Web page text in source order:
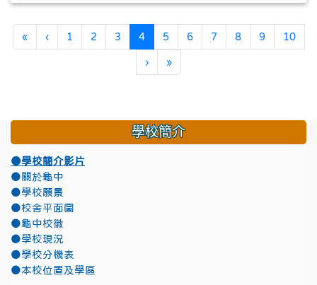
«第一頁
‹上一頁
1 2 3 4(目前頁次)
5 6 7 8 9 10
›下一頁
»最後頁
學校簡介
●學校簡介影片
●關於龜中
●學校願景
●校舍平面圖
●龜中校徽
●學校現況
●學校分機表
●本校位置及學區